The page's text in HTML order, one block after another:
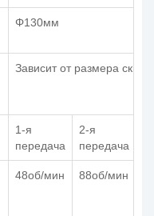
Φ130мм
Зависит от размера
1-я
передача
2-я
передача
48об/мин 88об/мин